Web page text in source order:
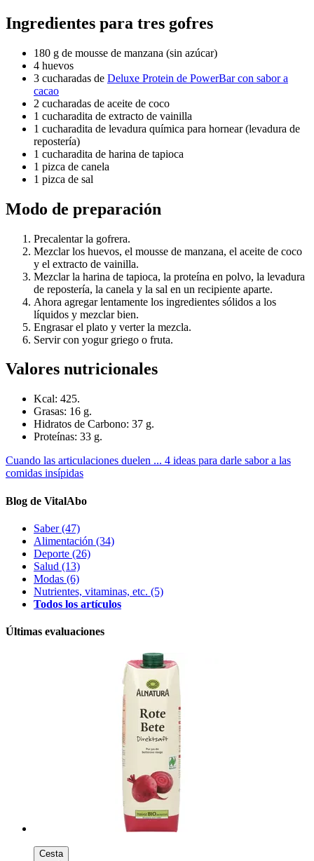
Ingredientes para tres gofres
180 g de mousse de manzana (sin azúcar)
4 huevos
3 cucharadas de Deluxe Protein de PowerBar con sabor a
cacao
2 cucharadas de aceite de coco
1 cucharadita de extracto de vainilla
1 cucharadita de levadura química para hornear (levadura de
repostería)
1 cucharadita de harina de tapioca
1 pizca de canela
1 pizca de sal
Modo de preparación
Precalentar la gofrera.
Mezclar los huevos, el mousse de manzana, el aceite de coco
y el extracto de vainilla.
Mezclar la harina de tapioca, la proteína en polvo, la levadura
de repostería, la canela y la sal en un recipiente aparte.
Ahora agregar lentamente los ingredientes sólidos a los
líquidos y mezclar bien.
Engrasar el plato y verter la mezcla.
Servir con yogur griego o fruta.
Valores nutricionales
Kcal: 425.
Grasas: 16 g.
Hidratos de Carbono: 37 g.
Proteínas: 33 g.
Cuando las articulaciones duelen ... 4 ideas para darle sabor a las
comidas insípidas
Blog de VitalAbo
Saber(47)
Alimentación (34)
Deporte (26)
Salud (13)
Modas (6)
Nutrientes, vitaminas, etc. (5)
Todos los artículos
Últimas evaluaciones
Cesta